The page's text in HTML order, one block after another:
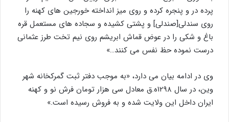
پرده در و پنجره کرده و روی میز انداخته خورجین های کهنه را
روی سندلی[صندلی] و پشتی کشیده و سجاده های مستعمل قره
باغ و شکی را در عوض قماش ابریشم روی نیم تخت طرز عثمانی
درست نموده حظ نفس می کنند…»
وی در ادامه بیان می دارد، «به موجب دفتر ثبت گمرکخانه شهر
وین، در سال ۱۲۹۸ه.ق معادل سی هزار تومان فرش نو و کهنه
ایران داخل این ولایت شده و به فروش رسیده است.»